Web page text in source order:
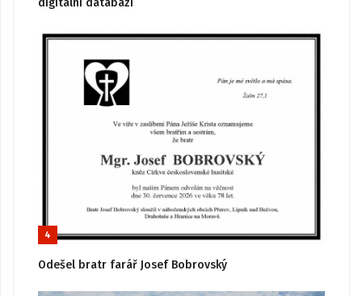
4
Odešel bratr farář Josef Bobrovský